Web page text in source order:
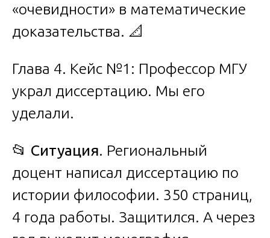
«очевидности» в математические
доказательства. 📐
Глава 4. Кейс №1: Профессор МГУ
украл диссертацию. Мы его
уделали.
📂 Ситуация. Региональный
доцент написал диссертацию по
истории философии. 350 страниц,
4 года работы. Защитился. А через